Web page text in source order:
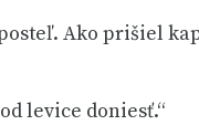
Ako prišiel
levice doniesť.“